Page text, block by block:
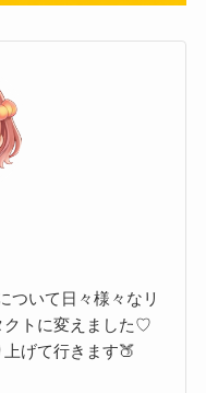
ついて日々様々なリ
クトに変えました♡
げて行きます🍑